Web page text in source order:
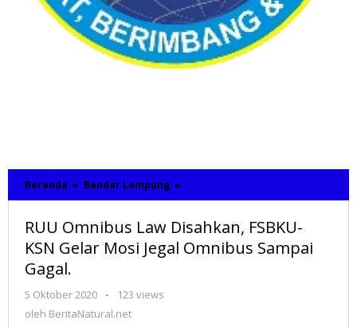
Beranda » Bandar Lampung »
Omnibus
Disahkan,
FSBKU-
KSN
RUU Omnibus Law Disahkan, FSBKU-
KSN Gelar Mosi Jegal Omnibus Sampai
Gagal.
5 Oktober 2020
oleh
BeritaNatural.net
-
123 views
oleh BeritaNatural.net